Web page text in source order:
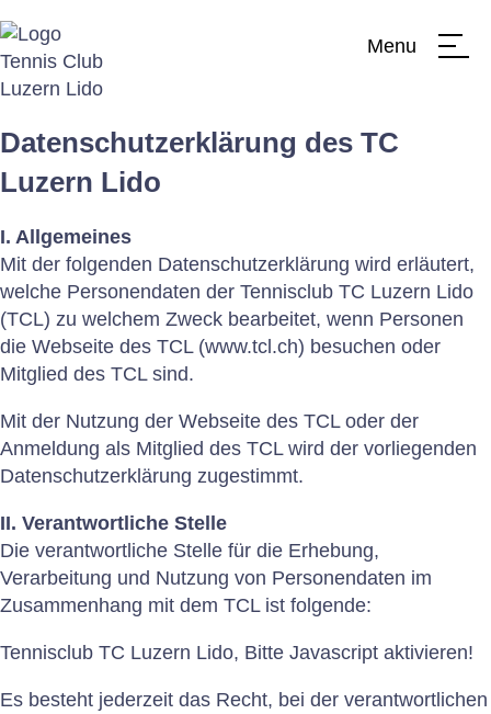
Menu
Team
Verein
Clubtraining
Jahresprogramm
News
Mitgliedschaft
Plätze
Sponsoring
Donatoren
Datenschutzerklärung des TC
Luzern Lido
I. Allgemeines
Mit der folgenden Datenschutzerklärung wird erläutert,
welche Personendaten der Tennisclub TC Luzern Lido
(TCL) zu welchem Zweck bearbeitet, wenn Personen
die Webseite des TCL (www.tcl.ch) besuchen oder
Mitglied des TCL sind.
Mit der Nutzung der Webseite des TCL oder der
Anmeldung als Mitglied des TCL wird der vorliegenden
Datenschutzerklärung zugestimmt.
II. Verantwortliche Stelle
Die verantwortliche Stelle für die Erhebung,
Verarbeitung und Nutzung von Personendaten im
Zusammenhang mit dem TCL ist folgende:
Tennisclub TC Luzern Lido, Bitte Javascript aktivieren!
Es besteht jederzeit das Recht, bei der verantwortlichen